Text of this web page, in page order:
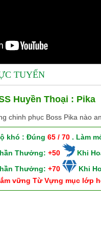
TUYẾN
Huyền Thoại : Pika
chinh phục Boss Pika nào
khó : Đúng 65 / 70. Làm
Thưởng: +50
Khi
Thưởng: +70
Khi
vững Từ Vựng mục lớp